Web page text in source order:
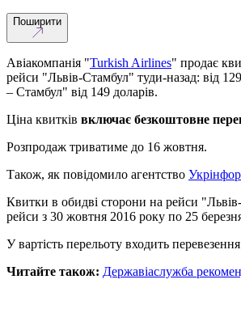
Поширити
Авіакомпанія "Turkish Airlines" продає
рейси "Львів-Стамбул" туди-назад: від
– Стамбул" від 149 доларів.
Ціна квитків включає безкоштовне
Розпродаж триватиме до 16 жовтня.
Також, як повідомило агентство
Квитки в обидві сторони на рейси
рейси з 30 жовтня 2016 року по 25
У вартість перельоту входить
Читайте також: Державіаслужба